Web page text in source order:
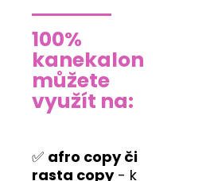
100%
kanekalon
můžete
využít na:
✅ afro copy či
rasta copy- k